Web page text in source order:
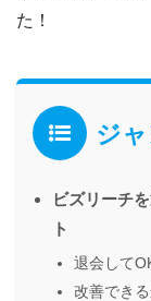
た！
ジ
ビズリーチ
ト
退会して
改善でき